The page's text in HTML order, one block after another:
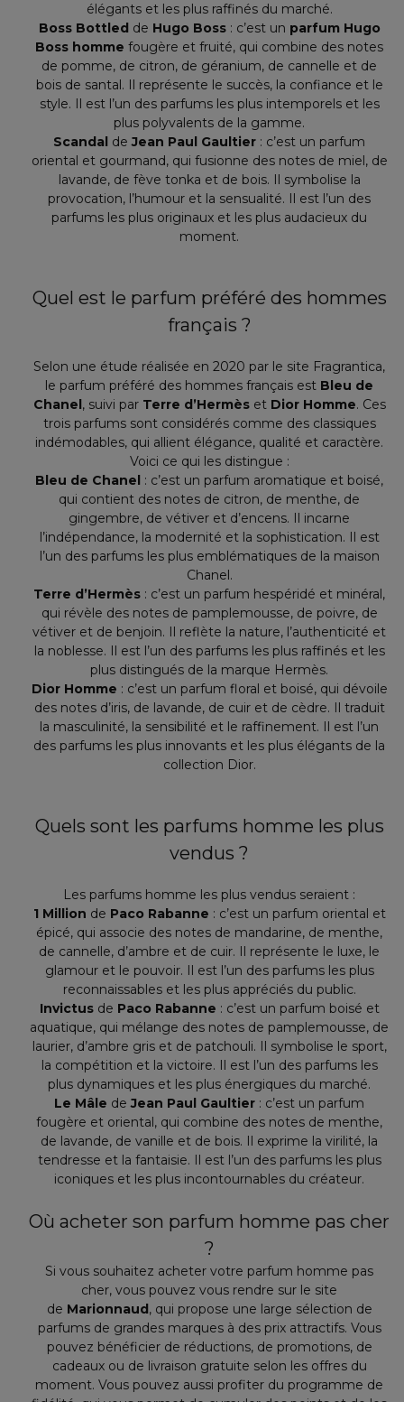
élégants et les plus raffinés du marché.
Boss Bottledde Hugo Boss: c’est un parfum Hugo
Boss homme fougère et fruité, qui combine des notes
de pomme, de citron, de géranium, de cannelle et de
bois de santal. Il représente le succès, la confiance et le
style. Il est l’un des parfums les plus intemporels et les
plus polyvalents de la gamme.
Scandal deJean Paul Gaultier : c’est un parfum
oriental et gourmand, qui fusionne des notes de miel, de
lavande, de fève tonka et de bois. Il symbolise la
provocation, l’humour et la sensualité. Il est l’un des
parfums les plus originaux et les plus audacieux du
moment.
Quel est le parfum préféré des hommes
français ?
Selon une étude réalisée en 2020 par le site Fragrantica,
le parfum préféré des hommes français est Bleu de
Chanel, suivi par Terre d’Hermèset Dior Homme. Ces
trois parfums sont considérés comme des classiques
indémodables, qui allient élégance, qualité et caractère.
Voici ce qui les distingue :
Bleu de Chanel : c’est un parfum aromatique et boisé,
qui contient des notes de citron, de menthe, de
gingembre, de vétiver et d’encens. Il incarne
l’indépendance, la modernité et la sophistication. Il est
l’un des parfums les plus emblématiques de la maison
Chanel.
Terre d’Hermès : c’est un parfum hespéridé et minéral,
qui révèle des notes de pamplemousse, de poivre, de
vétiver et de benjoin. Il reflète la nature, l’authenticité et
la noblesse. Il est l’un des parfums les plus raffinés et les
plus distingués de la marque Hermès.
Dior Homme : c’est un parfum floral et boisé, qui dévoile
des notes d’iris, de lavande, de cuir et de cèdre. Il traduit
la masculinité, la sensibilité et le raffinement. Il est l’un
des parfums les plus innovants et les plus élégants de la
collection Dior.
Quels sont les parfums homme les plus
vendus ?
Les parfums homme les plus vendus seraient :
1 Million de Paco Rabanne : c’est un parfum oriental et
épicé, qui associe des notes de mandarine, de menthe,
de cannelle, d’ambre et de cuir. Il représente le luxe, le
glamour et le pouvoir. Il est l’un des parfums les plus
reconnaissables et les plus appréciés du public.
Invictusde Paco Rabanne : c’est un parfum boisé et
aquatique, qui mélange des notes de pamplemousse, de
laurier, d’ambre gris et de patchouli. Il symbolise le sport,
la compétition et la victoire. Il est l’un des parfums les
plus dynamiques et les plus énergiques du marché.
Le Mâle deJean Paul Gaultier : c’est un parfum
fougère et oriental, qui combine des notes de menthe,
de lavande, de vanille et de bois. Il exprime la virilité, la
tendresse et la fantaisie. Il est l’un des parfums les plus
iconiques et les plus incontournables du créateur.
Où acheter son parfum homme pas cher
?
Si vous souhaitez acheter votre parfum homme pas
cher, vous pouvez vous rendre sur le site
de Marionnaud, qui propose une large sélection de
parfums de grandes marques à des prix attractifs. Vous
pouvez bénéficier de réductions, de promotions, de
cadeaux ou de livraison gratuite selon les offres du
moment. Vous pouvez aussi profiter du programme de